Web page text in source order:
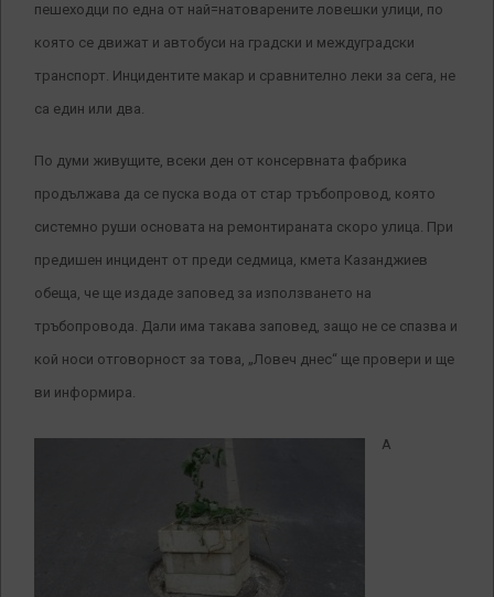
пешеходци по една от най=натоварените ловешки улици, по
която се движат и автобуси на градски и междуградски
транспорт. Инцидентите макар и сравнително леки за сега, не
са един или два.
По думи живущите, всеки ден от консервната фабрика
продължава да се пуска вода от стар тръбопровод, която
системно руши основата на ремонтираната скоро улица. При
предишен инцидент от преди седмица, кмета Казанджиев
обеща, че ще издаде заповед за използването на
тръбопровода. Дали има такава заповед, защо не се спазва и
кой носи отговорност за това, „Ловеч днес“ ще провери и ще
ви информира.
А